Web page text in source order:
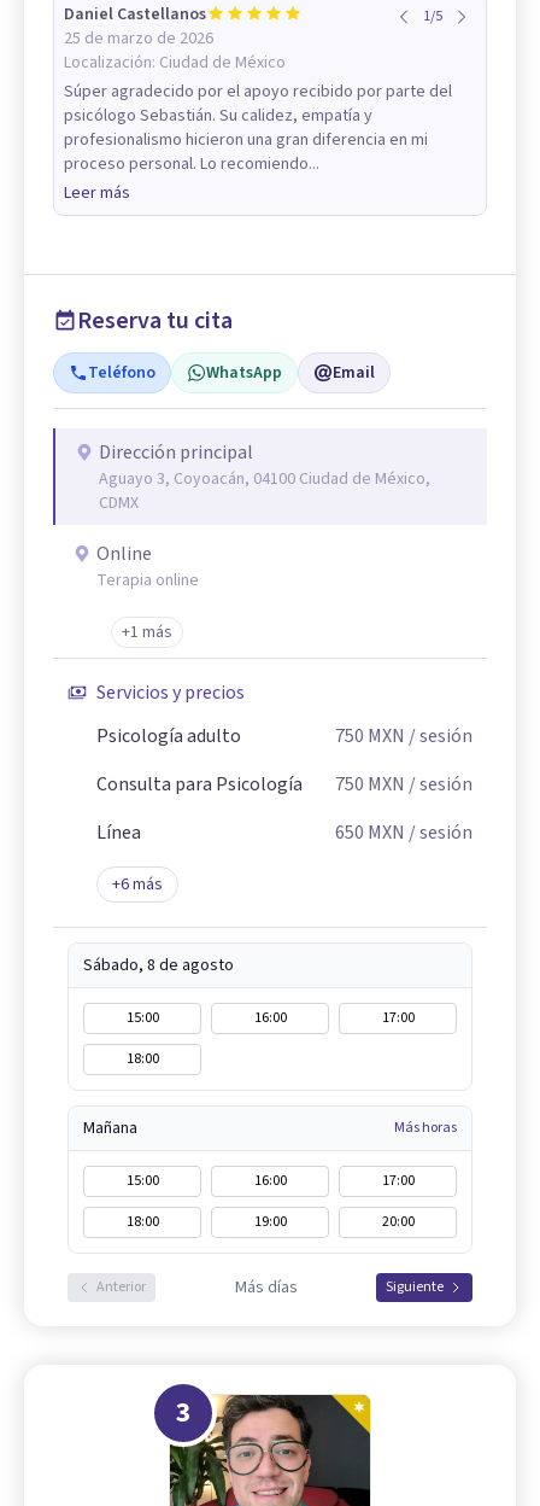
Daniel Castellanos
25 de marzo de 2026
Localización: Ciudad de México
1/5
Súper agradecido por el apoyo recibido por parte del
psicólogo Sebastián. Su calidez, empatía y
profesionalismo hicieron una gran diferencia en mi
proceso personal. Lo recomiendo...
Leer más
Reserva tu cita
Teléfono WhatsApp Email
Dirección principal
Aguayo 3, Coyoacán, 04100 Ciudad de México,
CDMX
Online
Terapia online
+1 más
Servicios y precios
Psicología adulto
750 MXN / sesión
Consulta para Psicología
750 MXN / sesión
Línea
650 MXN / sesión
+6más
Sábado, 8 de agosto
15:00 16:00
17:00
18:00
Mañana Más horas
15:00 16:00
17:00
18:00
19:00 20:00
Anterior Más días Siguiente
3